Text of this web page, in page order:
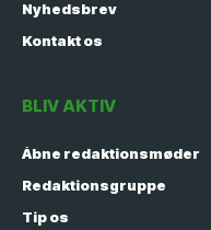
Nyhedsbrev
Kontakt os
BLIV AKTIV
Åbne redaktionsmøder
Redaktionsgruppe
Tip os